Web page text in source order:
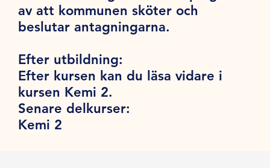
av att kommunen sköter och
beslutar antagningarna.
Efter utbildning:
Efter kursen kan du läsa vidare i
kursen Kemi 2.
Senare delkurser:
Kemi 2